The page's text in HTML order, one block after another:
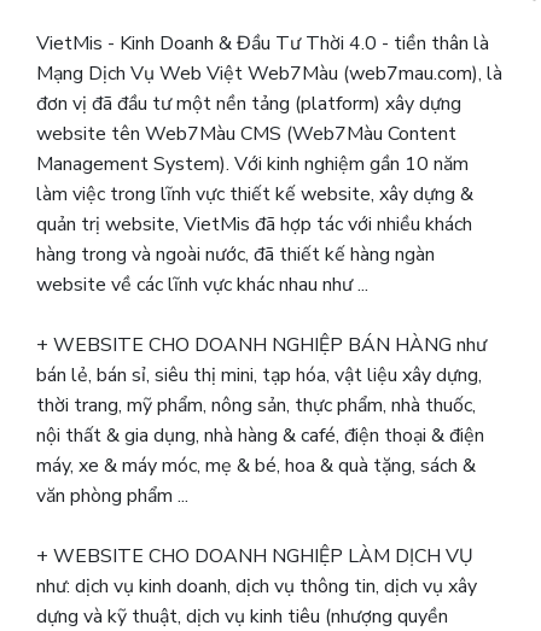
VietMis - Kinh Doanh & Đầu Tư Thời 4.0 - tiền thân là
Mạng Dịch Vụ Web Việt Web7Màu (web7mau.com), là
đơn vị đã đầu tư một nền tảng (platform) xây dựng
website tên Web7Màu CMS (Web7Màu Content
Management System). Với kinh nghiệm gần 10 năm
làm việc trong lĩnh vực thiết kế website, xây dựng &
quản trị website, VietMis đã hợp tác với nhiều khách
hàng trong và ngoài nước, đã thiết kế hàng ngàn
website về các lĩnh vực khác nhau như ...
+ WEBSITE CHO DOANH NGHIỆP BÁN HÀNG như
bán lẻ, bán sỉ, siêu thị mini, tạp hóa, vật liệu xây dựng,
thời trang, mỹ phẩm, nông sản, thực phẩm, nhà thuốc,
nội thất & gia dụng, nhà hàng & café, điện thoại & điện
máy, xe & máy móc, mẹ & bé, hoa & quà tặng, sách &
văn phòng phẩm ...
+ WEBSITE CHO DOANH NGHIỆP LÀM DỊCH VỤ
như: dịch vụ kinh doanh, dịch vụ thông tin, dịch vụ xây
dựng và kỹ thuật, dịch vụ kinh tiêu (nhượng quyền